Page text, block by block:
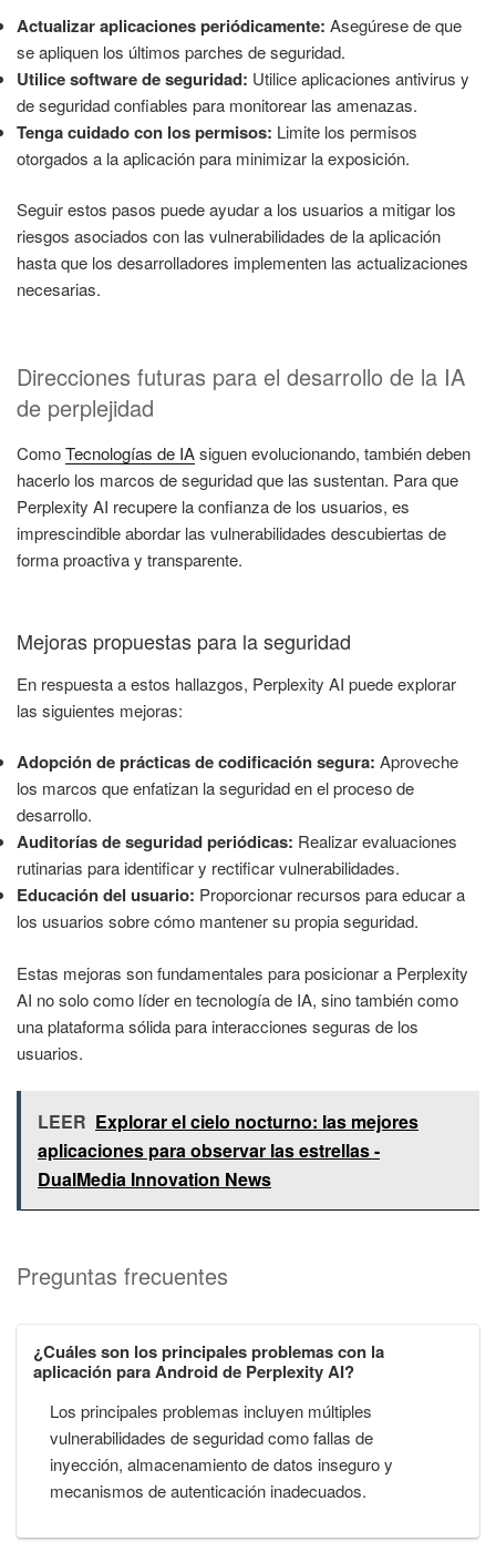
Actualizar aplicaciones periódicamente: Asegúrese de que
se apliquen los últimos parches de seguridad.
Utilice software de seguridad: Utilice aplicaciones antivirus y
de seguridad confiables para monitorear las amenazas.
Tenga cuidado con los permisos: Limite los permisos
otorgados a la aplicación para minimizar la exposición.
Seguir estos pasos puede ayudar a los usuarios a mitigar los
riesgos asociados con las vulnerabilidades de la aplicación
hasta que los desarrolladores implementen las actualizaciones
necesarias.
Direcciones futuras para el desarrollo de la IA
de perplejidad
ComoTecnologías de IAsiguen evolucionando, también deben
hacerlo los marcos de seguridad que las sustentan. Para que
Perplexity AI recupere la confianza de los usuarios, es
imprescindible abordar las vulnerabilidades descubiertas de
forma proactiva y transparente.
Mejoras propuestas para la seguridad
En respuesta a estos hallazgos, Perplexity AI puede explorar
las siguientes mejoras:
Adopción de prácticas de codificación segura: Aproveche
los marcos que enfatizan la seguridad en el proceso de
desarrollo.
Auditorías de seguridad periódicas: Realizar evaluaciones
rutinarias para identificar y rectificar vulnerabilidades.
Educación del usuario: Proporcionar recursos para educar a
los usuarios sobre cómo mantener su propia seguridad.
Estas mejoras son fundamentales para posicionar a Perplexity
AI no solo como líder en tecnología de IA, sino también como
una plataforma sólida para interacciones seguras de los
usuarios.
LEER Explorar el cielo nocturno: las mejores
aplicaciones para observar las estrellas -
DualMedia Innovation News
Preguntas frecuentes
¿Cuáles son los principales problemas con la
aplicación para Android de Perplexity AI?
Los principales problemas incluyen múltiples
vulnerabilidades de seguridad como fallas de
inyección, almacenamiento de datos inseguro y
mecanismos de autenticación inadecuados.